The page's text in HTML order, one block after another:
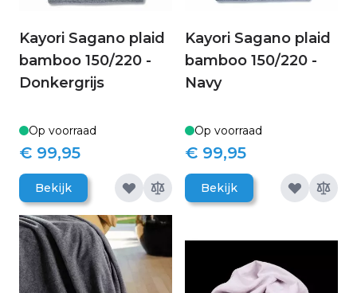
Kayori Sagano plaid
bamboo 150/220 -
Donkergrijs
Op voorraad
€ 99,95
Bekijk
Kayori Sagano plaid
bamboo 150/220 -
Navy
Op voorraad
€ 99,95
Bekijk